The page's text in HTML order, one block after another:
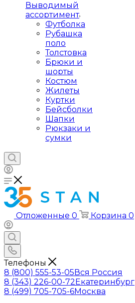
Выводимый
ассортимент
Футболка
Рубашка
поло
Толстовка
Брюки и
шорты
Костюм
Жилеты
Куртки
Бейсболки
Шапки
Рюкзаки и
сумки
Отложенные 0 Корзина 0
Телефоны
8 (800) 555-53-05Вся Россия
8 (343) 226-00-72Екатеринбург
8 (499) 705-705-6Москва